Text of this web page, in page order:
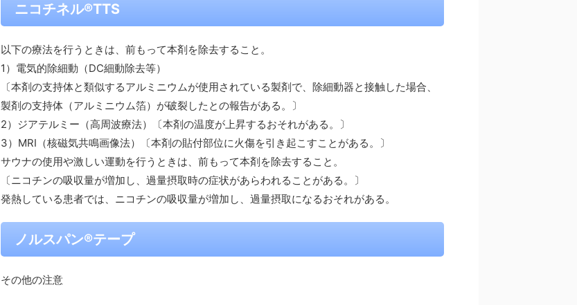
ニコチネル®TTS
以下の療法を行うときは、前もって本剤を除去すること。
1）電気的除細動（DC細動除去等）
〔本剤の支持体と類似するアルミニウムが使用されている製剤で、除細動器と接触した場合、
製剤の支持体（アルミニウム箔）が破裂したとの報告がある。〕
2）ジアテルミー（高周波療法）〔本剤の温度が上昇するおそれがある。〕
3）MRI（核磁気共鳴画像法）〔本剤の貼付部位に火傷を引き起こすことがある。〕
サウナの使用や激しい運動を行うときは、前もって本剤を除去すること。
〔ニコチンの吸収量が増加し、過量摂取時の症状があらわれることがある。〕
発熱している患者では、ニコチンの吸収量が増加し、過量摂取になるおそれがある。
ノルスパン®テープ
その他の注意